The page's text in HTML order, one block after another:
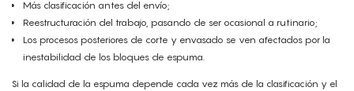
Más clasificación antes del envío;
Reestructuración del trabajo, pasando de ser ocasional a rutinario;
Los procesos posteriores de corte y envasado se ven afectados por la
inestabilidad de los bloques de espuma.
Si la calidad de la espuma depende cada vez más de la clasificación y el